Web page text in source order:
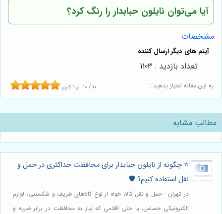
آیا می‌توان نایلون حبابدار را رنگ کرد؟
مشخصات
به این مقاله امتیاز بدهید : 10 / 10 از 1 کاربر
تعداد بازدید : 1103
مطالب مشابه
⭐️ چگونه از نایلون حبابدار برای محافظت حداکثری در حمل و
نقل استفاده کنیم؟ 🛡️
در تهران - حمل و نقل کالا، خواه از نوع کالاهای ظریف و شکستنی، لوازم
الکترونیکی حساس، یا حتی اقلامی که نیاز به محافظت در برابر ضربه و